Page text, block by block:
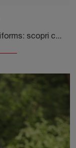
Elementi complementari e tavolini Miniforms: scopri come impreziosire i tuoi interni moderni con il modello Bonbon Coffee.